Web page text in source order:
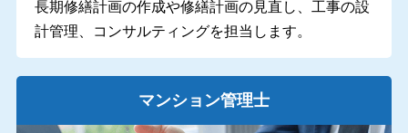
長期修繕計画の作成や修繕計画の見直し、工事の設
計管理、コンサルティングを担当します。
マンション管理士